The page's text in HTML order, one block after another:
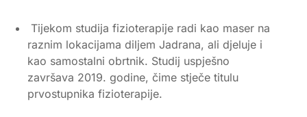
Tijekom studija fizioterapije radi kao maser na
raznim lokacijama diljem Jadrana, ali djeluje i
kao samostalni obrtnik. Studij uspješno
završava 2019. godine, čime stječe titulu
prvostupnika fizioterapije.